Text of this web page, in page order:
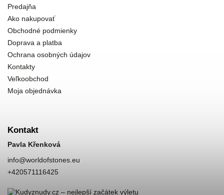
Predajňa
Ako nakupovať
Obchodné podmienky
Doprava a platba
Ochrana osobných údajov
Kontakty
Veľkoobchod
Moja objednávka
Kontakt
Pavla Křenková
info@worldofstones.eu
+420571116425